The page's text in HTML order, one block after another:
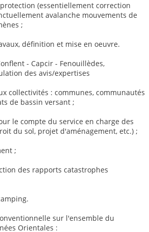
(essentiellement correction
avalanche mouvements de
;
définition et mise en oeuvre.
- Capcir - Fenouillèdes,
des avis/expertises
collectivités : communes, communautés
de bassin versant ;
le compte du service en charge des
du sol, projet d'aménagement, etc.) ;
;
des rapports catastrophes
sur l'ensemble du
Orientales :